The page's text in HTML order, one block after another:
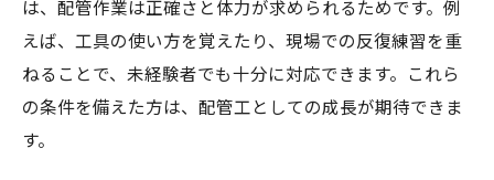
は、配管作業は正確さと体力が求められるためです。例
えば、工具の使い方を覚えたり、現場での反復練習を重
ねることで、未経験者でも十分に対応できます。これら
の条件を備えた方は、配管工としての成長が期待できま
す。